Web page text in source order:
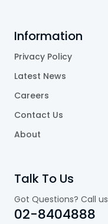
Information
Privacy Policy
Latest News
Careers
Contact Us
About
Talk To Us
Got Questions? Call us
02-8404888